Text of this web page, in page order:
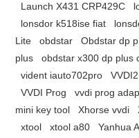
Launch X431 CRP429C
lonsdor k518ise fiat
Lite
obdstar Obdstar dp
plus
obdstar x300 dp plus
vident iauto702pro
VVDI2
VVDI Prog
vvdi prog
mini key tool
Xhorse vvdi
xtool
xtool a80 Yanhua